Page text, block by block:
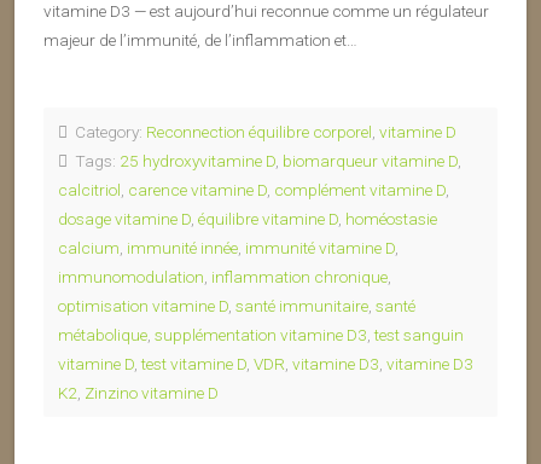
vitamine D3 — est aujourd’hui reconnue comme un régulateur
majeur de l’immunité, de l’inflammation et…
Category: Reconnection équilibre corporel vitamine D
Tags: 25 hydroxyvitamine D biomarqueur vitamine D
calcitriol carence vitamine D complément vitamine D
dosage vitamine D équilibre vitamine D homéostasie
calcium immunité innée immunité vitamine D
immunomodulation inflammation chronique
optimisation vitamine D santé immunitaire santé
métabolique supplémentation vitamine D3 ,test sanguin
vitamine D ,test vitamine D VDR vitamine D3 vitamine D3
K2 Zinzino vitamine D